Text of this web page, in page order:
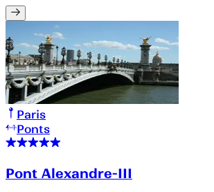
Paris
Ponts
Pont Alexandre-III